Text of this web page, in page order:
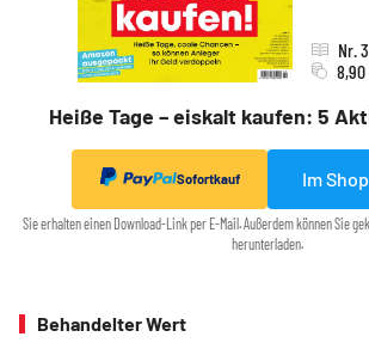
Heiße Tage – eiskalt kaufen: 5
Nr.
8,90
Sofortkauf Im
Sie erhalten einen Download-Link per E-Mail. Außerdem können Sie
herunterladen.
Behandelter Wert